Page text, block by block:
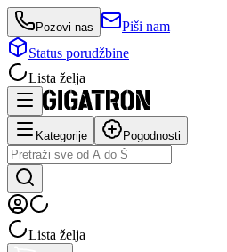
Pozovi nas
Piši nam
Status porudžbine
Lista želja
Kategorije Pogodnosti
Lista želja